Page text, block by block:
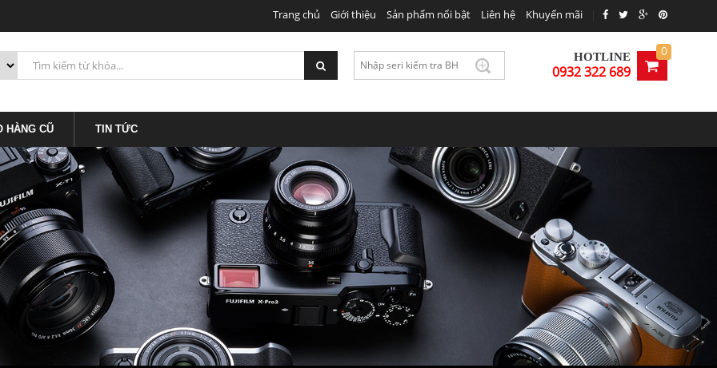
Trang chủ Giới thiệu Sản phẩm nổi bật Liên hệ Khuyến mãi
HOTLINE
0932 322 689
0
HÀNG CŨ TIN TỨC